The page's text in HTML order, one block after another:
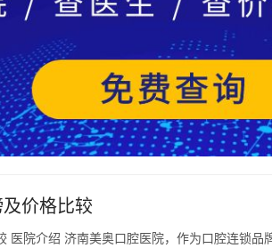
价格比较
医院介绍 济南美奥口腔医院，作为口腔连锁